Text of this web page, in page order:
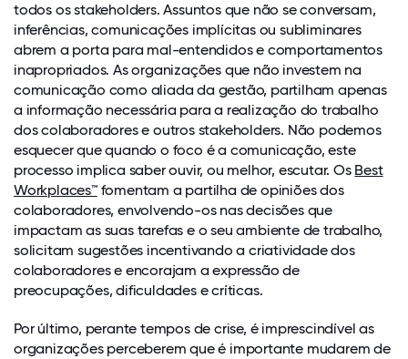
todos os stakeholders. Assuntos que não se conversam,
inferências, comunicações implícitas ou subliminares
abrem a porta para mal-entendidos e comportamentos
inapropriados. As organizações que não investem na
comunicação como aliada da gestão, partilham apenas
a informação necessária para a realização do trabalho
dos colaboradores e outros stakeholders. Não podemos
esquecer que quando o foco é a comunicação, este
processo implica saber ouvir, ou melhor, escutar. Os Best
Workplaces™fomentam a partilha de opiniões dos
colaboradores, envolvendo-os nas decisões que
impactam as suas tarefas e o seu ambiente de trabalho,
solicitam sugestões incentivando a criatividade dos
colaboradores e encorajam a expressão de
preocupações, dificuldades e críticas.
Por último, perante tempos de crise, é imprescindível as
organizações perceberem que é importante mudarem de